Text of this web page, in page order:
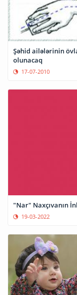
Şəhid ailələrinin
olunacaq
17-07-2010
"Nar" Naxçıvanın
19-03-2022